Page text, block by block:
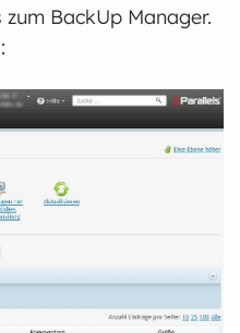
BackUp Manager.